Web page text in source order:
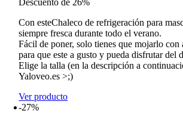
precios:
16,99€
hasta
24,99€
Con esteChaleco de refrigeración para
siempre fresca durante todo el verano.
Fácil de poner, solo tienes que mojarlo
para que este a gusto y pueda disfrutar del
Elige la talla (en la descripción a
Yaloveo.es >;)
Ver producto
-27%